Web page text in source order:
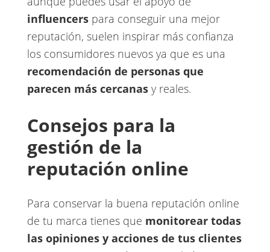
influencers para conseguir una mejor
reputación, suelen inspirar más confianza
los consumidores nuevos ya que es una ​
recomendación de personas que
parecen más cercanas​ y reales.
Consejos para la
gestión de la
reputación online
Para conservar la buena reputación online
de tu marca tienes que ​ monitorear todas
las opiniones y acciones de tus clientes